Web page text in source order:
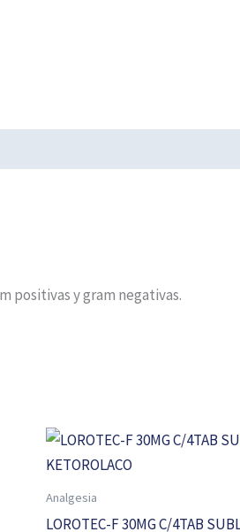
positivas y gram negativas.
Analgesia
LOROTEC-F 30MG C/4TAB